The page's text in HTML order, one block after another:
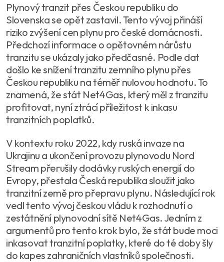
Plynový tranzit přes Českou republiku do
Slovenska se opět zastavil. Tento vývoj přináší
riziko zvýšení cen plynu pro české domácnosti.
Předchozí informace o opětovném nárůstu
tranzitu se ukázaly jako předčasné. Podle dat
došlo ke snížení tranzitu zemního plynu přes
Českou republiku na téměř nulovou hodnotu. To
znamená, že stát Net4Gas, který měl z tranzitu
profitovat, nyní ztrácí příležitost k inkasu
tranzitních poplatků.
V kontextu roku 2022, kdy ruská invaze na
Ukrajinu a ukončení provozu plynovodu Nord
Stream přerušily dodávky ruských energií do
Evropy, přestala Česká republika sloužit jako
tranzitní země pro přepravu plynu. Následující rok
vedl tento vývoj českou vládu k rozhodnutí o
zestátnění plynovodní sítě Net4Gas. Jedním z
argumentů pro tento krok bylo, že stát bude moci
inkasovat tranzitní poplatky, které do té doby šly
do kapes zahraničních vlastníků společnosti.